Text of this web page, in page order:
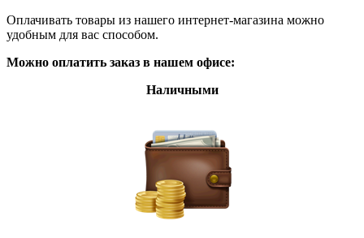
Оплачивать товары из нашего интернет-магазина можно
удобным для вас способом.
Можно оплатить заказ в нашем офисе:
Наличными